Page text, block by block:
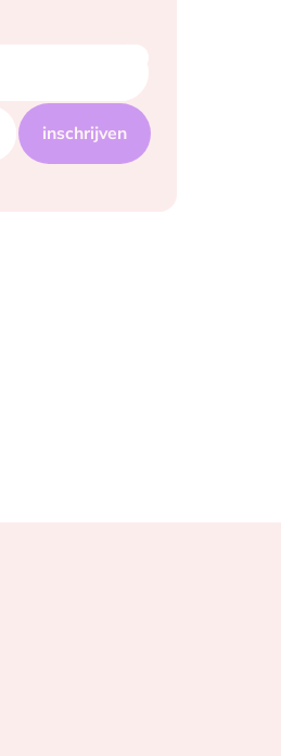
inschrijven